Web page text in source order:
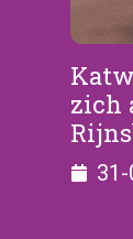
zich